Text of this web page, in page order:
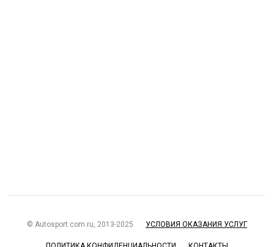
© Autosport.com.ru, 2013-2025 УСЛОВИЯ ОКАЗАНИЯ УСЛУГ